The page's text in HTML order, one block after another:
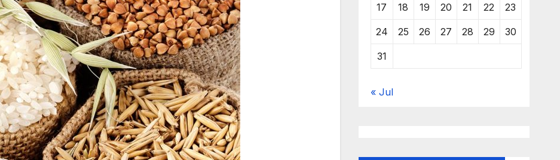
17 18 19 20 21 22 23
24 25 26 27 28 29 30
31
« Jul